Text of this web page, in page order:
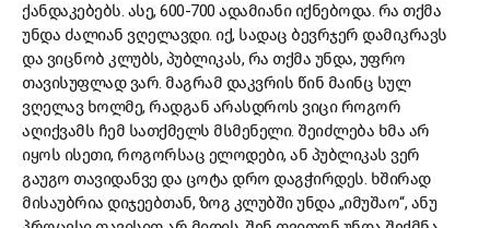
ქანდაკებებს. ასე, 600-700 ადამიანი იქნებოდა. რა თქმა
უნდა ძალიან ვღელავდი. იქ, სადაც ბევრჯერ დამიკრავს
და ვიცნობ კლუბს, პუბლიკას, რა თქმა უნდა, უფრო
თავისუფლად ვარ. მაგრამ დაკვრის წინ მაინც სულ
ვღელავ ხოლმე, რადგან არასდროს ვიცი როგორ
აღიქვამს ჩემ სათქმელს მსმენელი. შეიძლება ხმა არ
იყოს ისეთი, როგორსაც ელოდები, ან პუბლიკას ვერ
გაუგო თავიდანვე და ცოტა დრო დაგჭირდეს. ხშირად
მისაუბრია დიჯეებთან, ზოგ კლუბში უნდა „იმუშაო“, ანუ